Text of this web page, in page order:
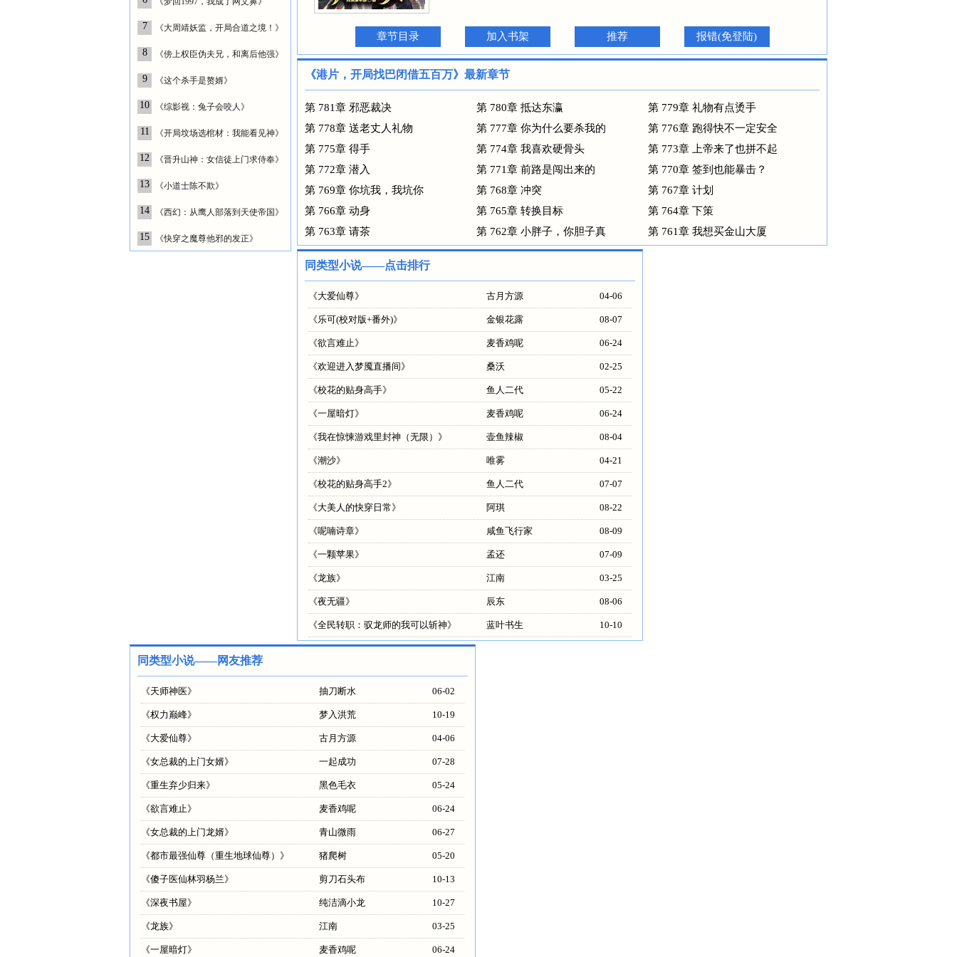
7 《大周靖妖监，开局合道之境！》
8 《傍上权臣伪夫兄，和离后他强》
9 《这个杀手是赘婿》
10 《综影视：兔子会咬人》
11 《开局坟场选棺材：我能看见神》
12 《晋升山神：女信徒上门求侍奉》
13 《小道士陈不欺》
14 《西幻：从鹰人部落到天使帝国》
15 《快穿之魔尊他邪的发正》
章节目录 加入书架 推荐 报错(免登陆)
《港片，开局找巴闭借五百万》最新章节
第 781章 邪恶裁决 第 780章 抵达东瀛
第 779章 礼物有点烫手
第 778章 送老丈人礼物
第 777章 你为什么要杀我的
第 776章 跑得快不一定安全
第 775章 得手
第 774章 我喜欢硬骨头
第 773章 上帝来了也拼不起
第 772章 潜入
第 771章 前路是闯出来的
第 770章 签到也能暴击？
第 769章 你坑我，我坑你
第 768章 冲突
第 767章 计划
第 766章 动身
第 765章 转换目标
第 764章 下策
第 763章 请茶
第 762章 小胖子，你胆子真 第 761章 我想买金山大厦
同类型小说——点击排行
《大爱仙尊》 古月方源 04-06
《乐可(校对版+番外)》 金银花露 08-07
《欲言难止》 麦香鸡呢 06-24
《欢迎进入梦魇直播间》 桑沃 02-25
《校花的贴身高手》 鱼人二代 05-22
《一屋暗灯》 麦香鸡呢 06-24
《我在惊悚游戏里封神（无限） 》 壶鱼辣椒 08-04
《潮沙》 唯雾 04-21
《校花的贴身高手2》 鱼人二代 07-07
《大美人的快穿日常》 阿琪 08-22
《呢喃诗章》 咸鱼飞行家 08-09
《一颗苹果》 孟还 07-09
《龙族》 江南 03-25
《夜无疆》 辰东 08-06
《全民转职：驭龙师的我可以斩神》 蓝叶书生 10-10
同类型小说——网友推荐
《天师神医》 抽刀断水 06-02
《权力巅峰》 梦入洪荒 10-19
《大爱仙尊》 古月方源 04-06
《女总裁的上门女婿》 一起成功 07-28
《重生弃少归来》 黑色毛衣 05-24
《欲言难止》 麦香鸡呢 06-24
《女总裁的上门龙婿》 青山微雨 06-27
《都市最强仙尊（重生地球仙尊） 》 猪爬树 05-20
《傻子医仙林羽杨兰》 剪刀石头布 10-13
《深夜书屋》 纯洁滴小龙 10-27
《龙族》 江南 03-25
《一屋暗灯》 麦香鸡呢 06-24